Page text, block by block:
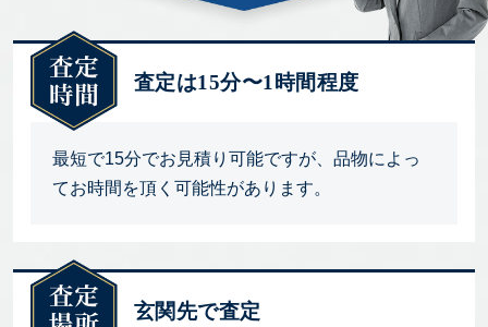
査定は15分〜1時間程度
最短で15分でお見積り可能ですが、品物によっ
てお時間を頂く可能性があります。
玄関先で査定